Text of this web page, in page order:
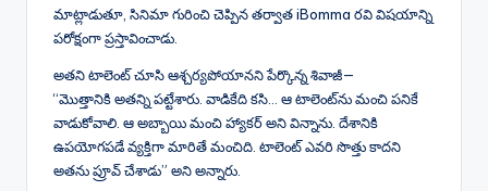
మాట్లాడుతూ, సినిమా గురించి చెప్పిన తర్వాత iBomma రవి విషయాన్ని
పరోక్షంగా ప్రస్తావించాడు.
అతని టాలెంట్ చూసి ఆశ్చర్యపోయానని పేర్కొన్న శివాజీ—
“మొత్తానికి అతన్ని పట్టేశారు. వాడికేది కసి… ఆ టాలెంట్‌ను మంచి పనికే
వాడుకోవాలి. ఆ అబ్బాయి మంచి హ్యాకర్ అని విన్నాను. దేశానికి
ఉపయోగపడే వ్యక్తిగా మారితే మంచిది. టాలెంట్ ఎవరి సొత్తు కాదని
అతను ప్రూవ్ చేశాడు” అని అన్నారు.